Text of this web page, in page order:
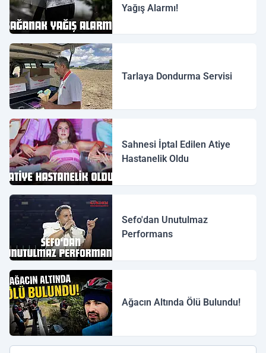
Yağış Alarmı!
Tarlaya Dondurma Servisi
Sahnesi İptal Edilen Atiye
Hastanelik Oldu
Sefo'dan Unutulmaz
Performans
Ağacın Altında Ölü Bulundu!